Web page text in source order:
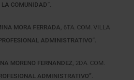
COMUNIDAD”.
MORA FERRADA, 6TA. COM. VILLA
ADMINISTRATIVO”.
MORENO FERNANDEZ , 2DA. COM.
ADMINISTRATIVO”.